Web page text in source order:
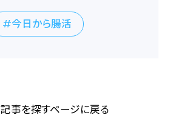
今日から腸活
記事を探すページに戻る